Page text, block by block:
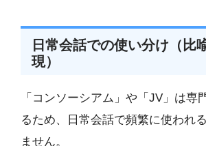
日常会話での使い分け（比
現）
「コンソーシアム」や「JV」は専
るため、日常会話で頻繁に使われ
ません。